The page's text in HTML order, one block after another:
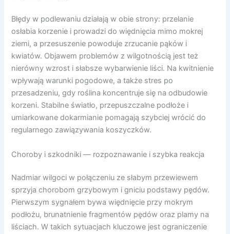
Błędy w podlewaniu działają w obie strony: przelanie
osłabia korzenie i prowadzi do więdnięcia mimo mokrej
ziemi, a przesuszenie powoduje zrzucanie pąków i
kwiatów. Objawem problemów z wilgotnością jest też
nierówny wzrost i słabsze wybarwienie liści. Na kwitnienie
wpływają warunki pogodowe, a także stres po
przesadzeniu, gdy roślina koncentruje się na odbudowie
korzeni. Stabilne światło, przepuszczalne podłoże i
umiarkowane dokarmianie pomagają szybciej wrócić do
regularnego zawiązywania koszyczków.
Choroby i szkodniki — rozpoznawanie i szybka reakcja
Nadmiar wilgoci w połączeniu ze słabym przewiewem
sprzyja chorobom grzybowym i gniciu podstawy pędów.
Pierwszym sygnałem bywa więdnięcie przy mokrym
podłożu, brunatnienie fragmentów pędów oraz plamy na
liściach. W takich sytuacjach kluczowe jest ograniczenie